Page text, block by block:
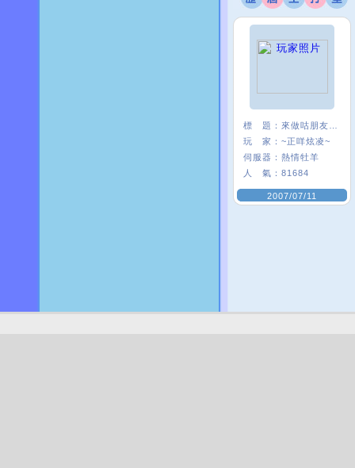
標 題：
玩 家： ~正咩炫凌~
伺服器： 熱情牡羊
人 氣： 81684
2007/07/11